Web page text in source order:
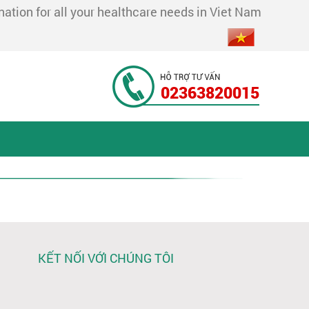
for all your healthcare needs in Viet Nam
02363820015
KẾT NỐI VỚI CHÚNG TÔI